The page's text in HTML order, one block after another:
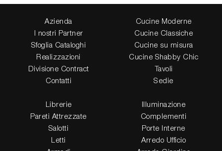
Azienda
I nostri Partner
Sfoglia Cataloghi
Realizzazioni
Divisione Contract
Contatti
Cucine Moderne
Cucine Classiche
Cucine su misura
Cucine Shabby Chic
Tavoli
Sedie
Librerie
Pareti Attrezzate
Salotti
Letti
Illuminazione
Complementi
Porte Interne
Arredo Ufficio